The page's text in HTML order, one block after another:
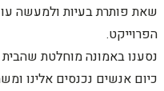
שאת פותרת בעיות ולמעשה
הפרוייקט.
נסענו באמונה מוחלטת שהבית
כיום אנשים נכנסים אלינו